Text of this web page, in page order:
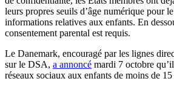
leurs propres seuils d’âge numérique pour
informations relatives aux enfants. En
consentement parental est requis.
Le Danemark, encouragé par les lignes
sur le DSA, a annoncé mardi 7 octobre
réseaux sociaux aux enfants de moins de 15